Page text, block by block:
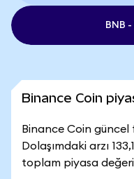
BNB -
Binance Coin
Binance Coin güncel
Dolaşımdaki arzı
toplam piyasa değeri